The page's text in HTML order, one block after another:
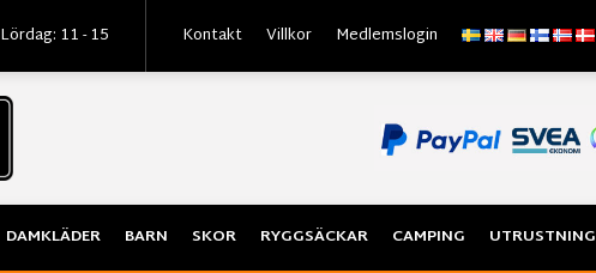
Lördag: 11 - 15 Kontakt Villkor Medlemslogin
DAMKLÄDER BARN SKOR RYGGSÄCKAR CAMPING UTRUSTNING